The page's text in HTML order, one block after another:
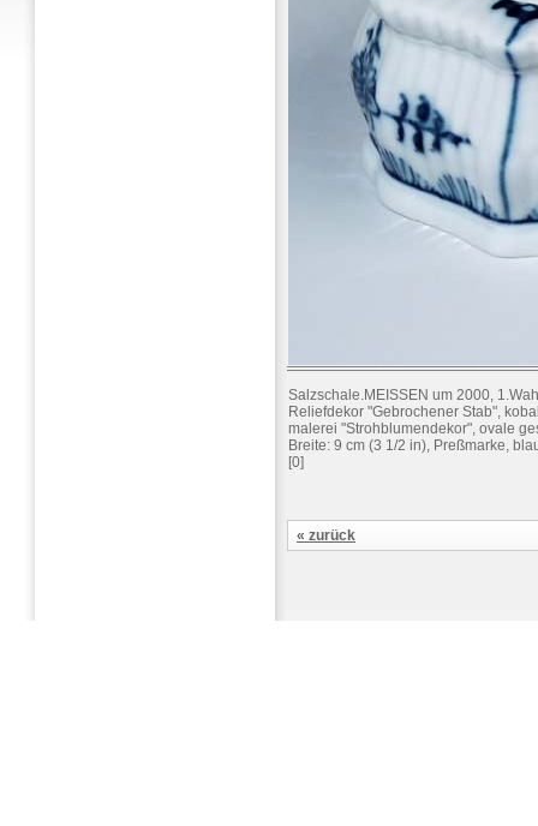
Salzschale.MEISSEN um 2000,
Reliefdekor "Gebrochener Stab",
malerei "Strohblumendekor", ovale
Breite: 9 cm (3 1/2 in), Preßmarke,
[0]
« zurück